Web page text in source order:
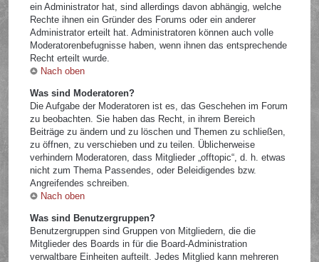
ein Administrator hat, sind allerdings davon abhängig, welche
Rechte ihnen ein Gründer des Forums oder ein anderer
Administrator erteilt hat. Administratoren können auch volle
Moderatorenbefugnisse haben, wenn ihnen das entsprechende
Recht erteilt wurde.
Nach oben
Was sind Moderatoren?
Die Aufgabe der Moderatoren ist es, das Geschehen im Forum
zu beobachten. Sie haben das Recht, in ihrem Bereich
Beiträge zu ändern und zu löschen und Themen zu schließen,
zu öffnen, zu verschieben und zu teilen. Üblicherweise
verhindern Moderatoren, dass Mitglieder „offtopic“, d. h. etwas
nicht zum Thema Passendes, oder Beleidigendes bzw.
Angreifendes schreiben.
Nach oben
Was sind Benutzergruppen?
Benutzergruppen sind Gruppen von Mitgliedern, die die
Mitglieder des Boards in für die Board-Administration
verwaltbare Einheiten aufteilt. Jedes Mitglied kann mehreren